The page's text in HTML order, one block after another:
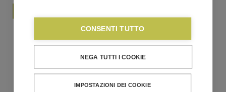
Churchill STONECAST Deep Skillet 57cl – grey
€ 37,20
prezzo
originale
€37,20.
€ 31,60
prezzo
attuale
€31,60.
VEDI TUTTA LA LINEA
CONSENTI TUTTO
NEGA TUTTI I COOKIE
IMPOSTAZIONI DEI COOKIE